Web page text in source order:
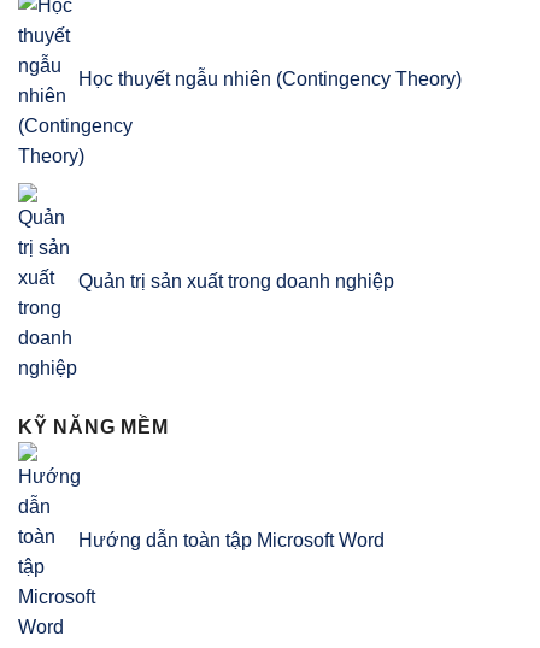
Học thuyết ngẫu nhiên (Contingency Theory)
Quản trị sản xuất trong doanh nghiệp
KỸ NĂNG MỀM
Hướng dẫn toàn tập Microsoft Word